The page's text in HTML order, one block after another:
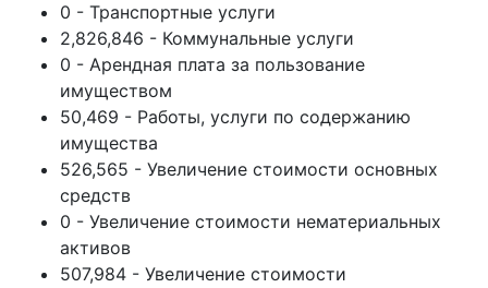
0 - Транспортные услуги
2,826,846 - Коммунальные услуги
0 - Арендная плата за пользование
имуществом
50,469 - Работы, услуги по содержанию
имущества
526,565 - Увеличение стоимости основных
средств
0 - Увеличение стоимости нематериальных
активов
507,984 - Увеличение стоимости